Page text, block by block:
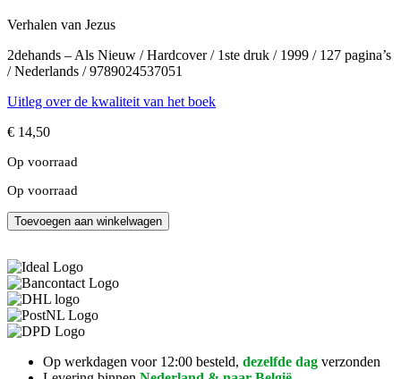
Verhalen van Jezus
2dehands – Als Nieuw / Hardcover / 1ste druk / 1999 / 127 pagina’s
/ Nederlands / 9789024537051
Uitleg over de kwaliteit van het boek
€ 14,50
Op voorraad
Op voorraad
Hoor
eens
aantal
Toevoegen aan winkelwagen
Op werkdagen voor 12:00 besteld, dezelfde dag verzonden